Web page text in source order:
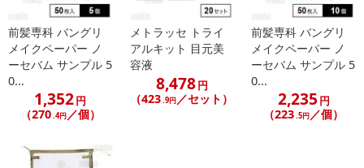
前髪専科 バングリ
メイクペーパー ノ
ーセバム サンプル 5
0...
1,352円
（270.4円／個）
メトラッセ トライ
アルキット 目元美
容液
8,478円
（423.9円 ／セット）
前髪専科 バングリ
メイクペーパー ノ
ーセバム サンプル 5
0...
2,235 円
（223.5円 ／個）